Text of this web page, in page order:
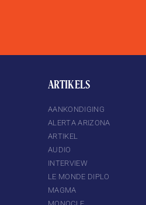
ARTIKELS
AANKONDIGING
ALERTA ARIZONA
ARTIKEL
AUDIO
INTERVIEW
LE MONDE DIPLO
MAGMA